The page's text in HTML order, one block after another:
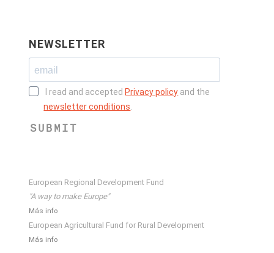
NEWSLETTER
I read and accepted Privacy policy and the
newsletter conditions.
SUBMIT
European Regional Development Fund
"A way to make Europe"
Más info
European Agricultural Fund for Rural Development
Más info